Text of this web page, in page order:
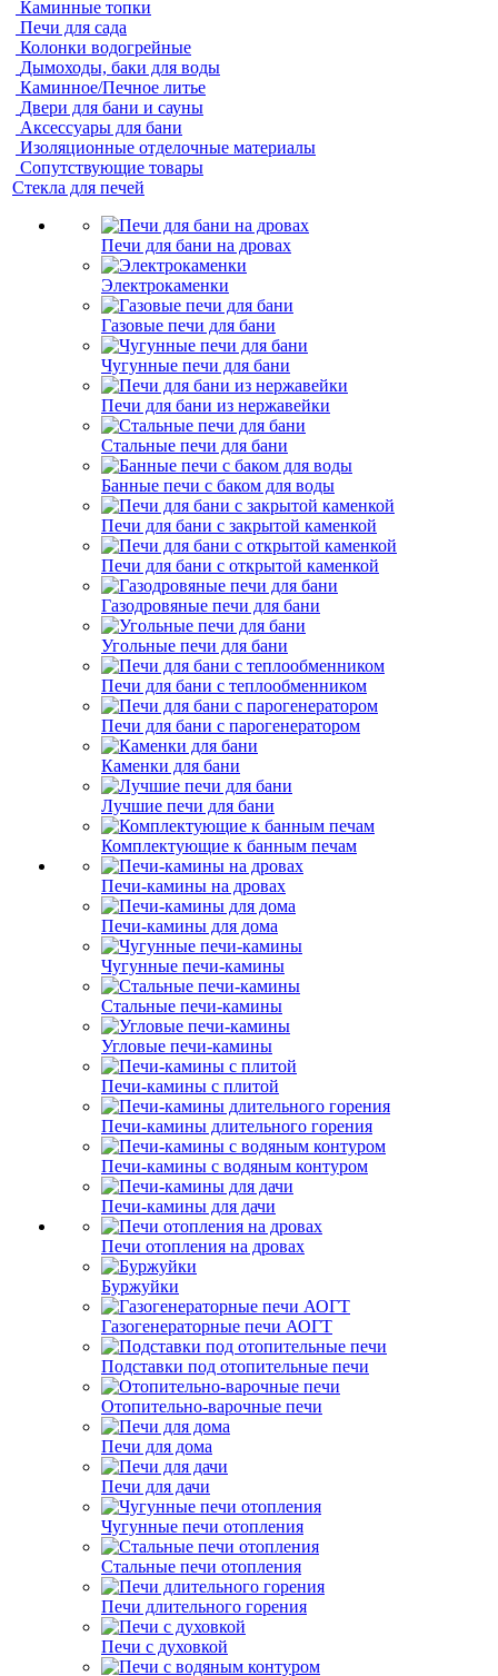
Каминные топки
Печи для сада
Колонки водогрейные
Дымоходы, баки для воды
Каминное/Печное литье
Двери для бани и сауны
Аксессуары для бани
Изоляционные отделочные материалы
Сопутствующие товары
Стекла для печей
Печи для бани на дровах
Электрокаменки
Газовые печи для бани
Чугунные печи для бани
Печи для бани из нержавейки
Стальные печи для бани
Банные печи с баком для воды
Печи для бани с закрытой каменкой
Печи для бани с открытой каменкой
Газодровяные печи для бани
Угольные печи для бани
Печи для бани с теплообменником
Печи для бани с парогенератором
Каменки для бани
Лучшие печи для бани
Комплектующие к банным печам
Печи-камины на дровах
Печи-камины для дома
Чугунные печи-камины
Стальные печи-камины
Угловые печи-камины
Печи-камины с плитой
Печи-камины длительного горения
Печи-камины с водяным контуром
Печи-камины для дачи
Печи отопления на дровах
Буржуйки
Газогенераторные печи АОГТ
Подставки под отопительные печи
Отопительно-варочные печи
Печи для дома
Печи для дачи
Чугунные печи отопления
Стальные печи отопления
Печи длительного горения
Печи с духовкой